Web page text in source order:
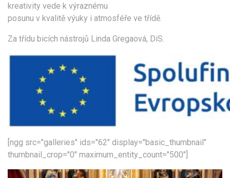
kreativity vede k výraznému
posunu v kvalitě výuky i atmosféře ve třídě.
Za třídu bicích nástrojů Linda Gregaová, DiS.
[ngg src="galleries" ids="62" display="basic_thumbnail"
thumbnail_crop="0" maximum_entity_count="500"]